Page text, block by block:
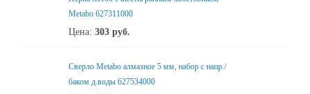
Metabo 627311000
Цена: 303 руб.
Сверло Metabo алмазное 5 мм, набор с напр./
баком д.воды 627534000